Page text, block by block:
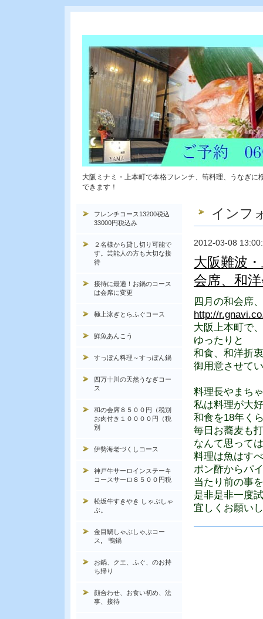
大阪ミナミ・上本町で本格フレンチ、筍料理、うなぎ
できます！
インフ
2012-03-08
大阪難波
会席、和
四月の和会席
http://
大阪上本町で
ゆったりと
和食、和洋折
御用意させて
料理長やまち
私は料理が大
和食を18年く
毎日お蕎麦も
なんて思って
料理は魚はす
ポン酢からパ
当たり前の事
是非是非一度
宜しくお願い
フレンチコース13200税込
33000円税込み
２名様から貸し切り可能で
す。芸能人の方も大切な接
待
接待に最適！お鍋のコース
は会席に変更
極上泳ぎとらふぐコース
鮮魚あんこう
すっぽん料理～すっぽん鍋
四万十川の天然うなぎコー
ス
和の会席８５００円（税別
お肉付き１００００円（税
別
伊勢海老づくしコース
神戸牛サーロインステーキ
コースサーロ８５００円税
松坂牛すきやき しゃぶしゃ
ぶ。
金目鯛しゃぶしゃぶコー
ス, 鴨鍋
お鍋、クエ、ふぐ、のお持
ち帰り
顔合わせ、お食い初め、法
事、接待